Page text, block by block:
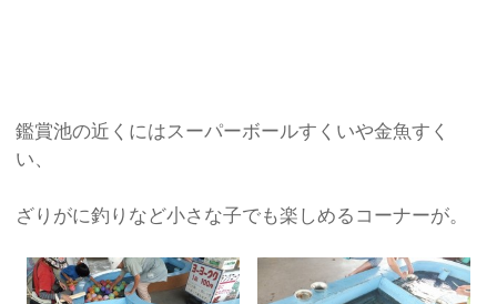
鑑賞池の近くにはスーパーボールすくいや金魚すく
い、
ざりがに釣りなど小さな子でも楽しめるコーナーが。